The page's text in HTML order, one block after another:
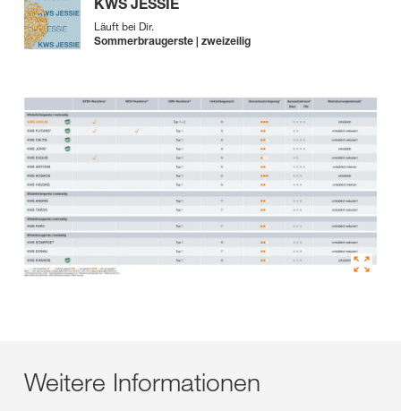
KWS JESSIE
Läuft bei Dir.
Sommerbraugerste | zweizeilig
Weitere Informationen